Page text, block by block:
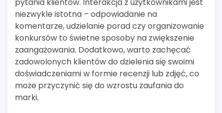
niezwykle istotna – odpowiadanie na
komentarze, udzielanie porad czy organizowanie
konkursów to świetne sposoby na zwiększenie
zaangażowania. Dodatkowo, warto zachęcać
zadowolonych klientów do dzielenia się swoimi
doświadczeniami w formie recenzji lub zdjęć, co
może przyczynić się do wzrostu zaufania do
marki.